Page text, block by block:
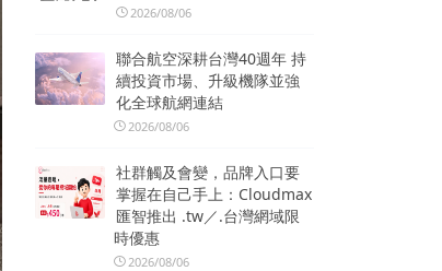
2026/08/06
聯合航空深耕台灣40週年 持
續投資市場、升級機隊並強
化全球航網連結
2026/08/06
社群觸及會變，品牌入口要
掌握在自己手上：Cloudmax
匯智推出 .tw／.台灣網域限
時優惠
2026/08/06